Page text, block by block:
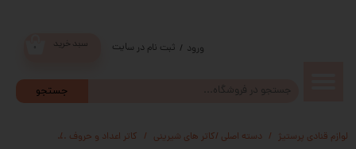
جستجو
سبد خرید ورود / ثبت نام در سایت
لوازم قنادی پرستیژ دسته اصلی /کاتر های شیرینی کاتر اعداد و حروف